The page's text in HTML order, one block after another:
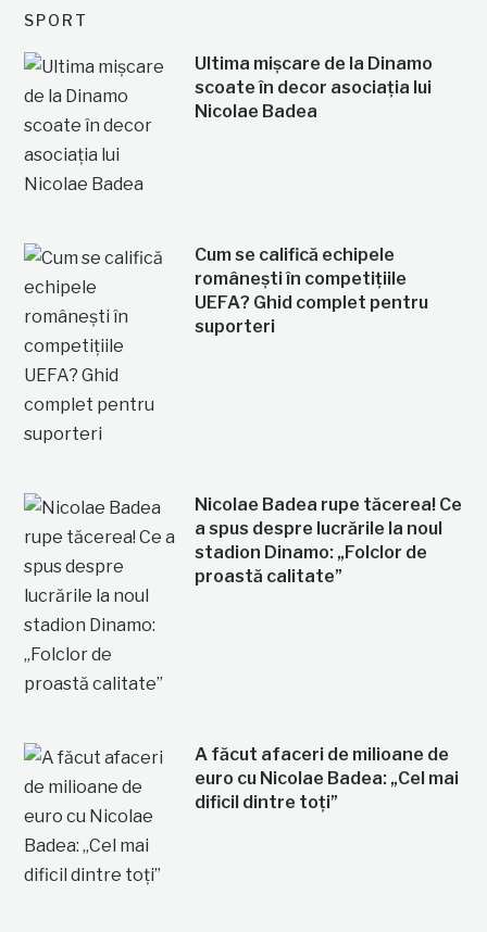
SPORT
Ultima mișcare de la Dinamo
scoate în decor asociația lui
Nicolae Badea
Cum se califică echipele
românești în competițiile
UEFA? Ghid complet pentru
suporteri
Nicolae Badea rupe tăcerea! Ce
a spus despre lucrările la noul
stadion Dinamo: „Folclor de
proastă calitate”
A făcut afaceri de milioane de
euro cu Nicolae Badea: „Cel mai
dificil dintre toți”